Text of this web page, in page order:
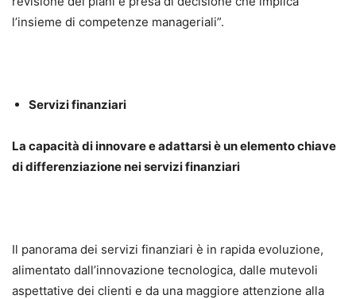
l’insieme di competenze manageriali”.
Servizi finanziari
La capacità di innovare e adattarsi è un elemento chiave
di differenziazione nei servizi finanziari
Il panorama dei servizi finanziari è in rapida evoluzione,
alimentato dall’innovazione tecnologica, dalle mutevoli
aspettative dei clienti e da una maggiore attenzione alla